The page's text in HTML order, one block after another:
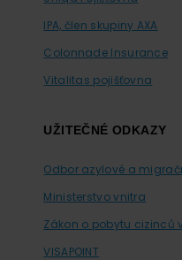
IPA, člen skupiny AXA
Colonnade Insurance
Vitalitas pojišťovna
UŽITEČNÉ ODKAZY
Odbor azylové a
Ministerstvo vnitra
Zákon o pobytu cizinců
VISAPOINT